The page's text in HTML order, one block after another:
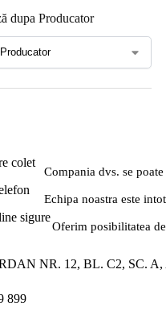
dupa Producator
Compania dvs. se
Echipa noastra este
Oferim posibilitatea
NR. 12, BL. C2, SC.
899